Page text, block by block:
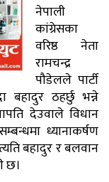
नेपाली
कांग्रेसका
वरिष्ठ नेता
रामचन्द्र
पौडेलले पार्टी
बहादुर ठहर्छु भन्ने
देउवाले विधान
ध्यानाकर्षण
बहादुर र बलवान
छ।